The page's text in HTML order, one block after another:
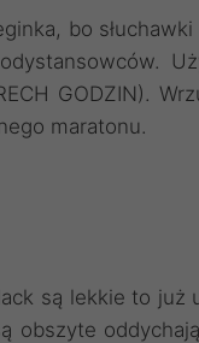
bo
GODZIN).
maratonu.
są lekkie to
obszyte